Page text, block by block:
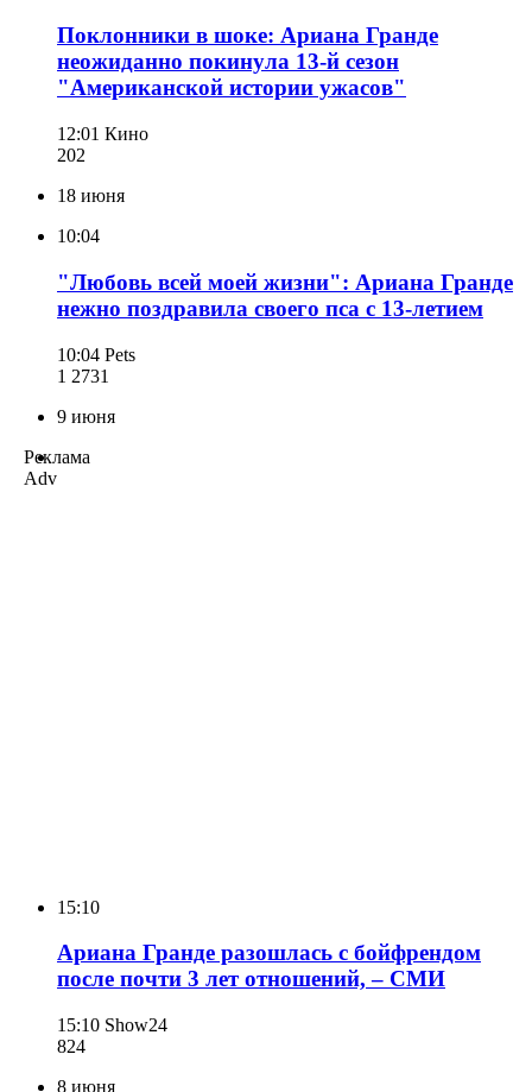
Поклонники в шоке: Ариана Гранде
неожиданно покинула 13-й сезон
"Американской истории ужасов"
12:01 Кино
202
18 июня
10:04
"Любовь всей моей жизни": Ариана Гранде
нежно поздравила своего пса с 13-летием
10:04 Pets
1 2731
9 июня
Реклама
Adv
15:10
Ариана Гранде разошлась с бойфрендом
после почти 3 лет отношений, – СМИ
15:10 Show24
824
8 июня